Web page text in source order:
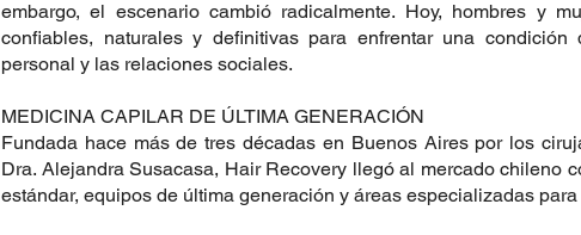
embargo, el escenario cambió radicalmente. Hoy, hombres y
confiables, naturales y definitivas para enfrentar una
personal y las relaciones sociales.
MEDICINA CAPILAR DE ÚLTIMA GENERACIÓN
Fundada hace más de tres décadas en Buenos Aires por los
Dra. Alejandra Susacasa, Hair Recovery llegó al mercado chileno
estándar, equipos de última generación y áreas especializadas